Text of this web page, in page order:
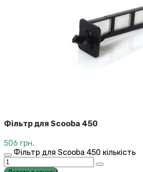
Фільтр для Scooba 450
506 грн.
Фільтр для Scooba 450 кількість